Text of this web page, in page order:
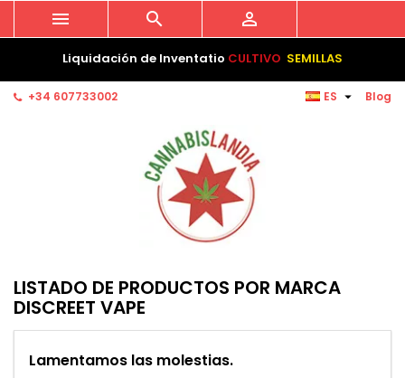
Liquidación de Inventatio CULTIVO SEMILLAS
Blog
+34 607733002 ES 
  
LISTADO DE PRODUCTOS POR MARCA
DISCREET VAPE
Lamentamos las molestias.